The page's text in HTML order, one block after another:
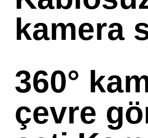
kamera
360°
çevre